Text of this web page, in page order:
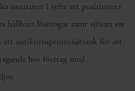
institutet i syfte att positionera
hållbara lösningar samt sjösatt en
ett antikorruptionsnätverk för att
hos företag med